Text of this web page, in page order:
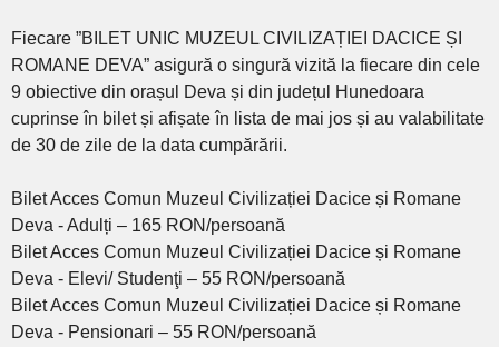
Fiecare ”BILET UNIC MUZEUL CIVILIZAȚIEI DACICE ȘI
ROMANE DEVA” asigură o singură vizită la fiecare din cele
9 obiective din orașul Deva și din județul Hunedoara
cuprinse în bilet și afișate în lista de mai jos și au valabilitate
de 30 de zile de la data cumpărării.
Bilet Acces Comun Muzeul Civilizației Dacice și Romane
Deva - Adulți – 165 RON/persoană
Bilet Acces Comun Muzeul Civilizației Dacice și Romane
Deva - Elevi/ Studenţi – 55 RON/persoană
Bilet Acces Comun Muzeul Civilizației Dacice și Romane
Deva - Pensionari – 55 RON/persoană